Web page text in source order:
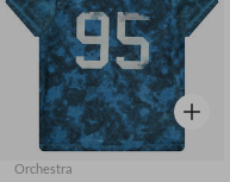
Vista
Orchestra